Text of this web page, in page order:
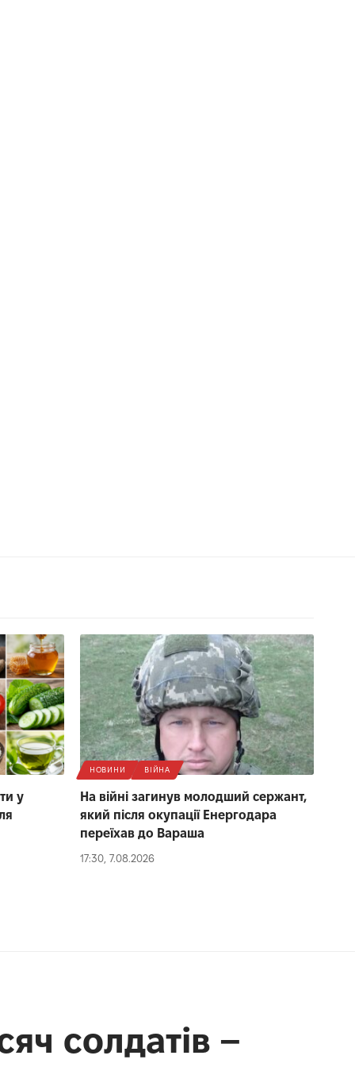
у
НОВИНИ ВІЙНА
На війні загинув молодший сержант,
який після окупації Енергодара
переїхав до Вараша
17:30, 7.08.2026
солдатів –